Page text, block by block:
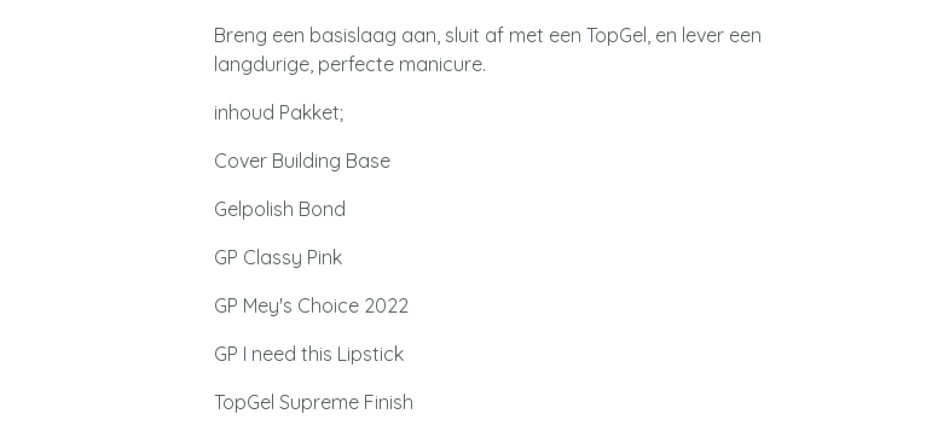
Breng een basislaag aan, sluit af met een TopGel, en lever een
langdurige, perfecte manicure.
inhoud Pakket;
Cover Building Base
Gelpolish Bond
GP Classy Pink
GP Mey's Choice 2022
GP I need this Lipstick
TopGel Supreme Finish